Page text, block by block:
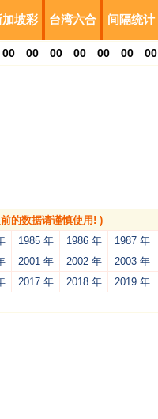
加坡彩 台湾六合 间隔统计
00 00 00 00 00 00 00
的数据请谨慎使用! )
1985 年 1986 年 1987 年
2001 年 2002 年 2003 年
2017 年 2018 年 2019 年